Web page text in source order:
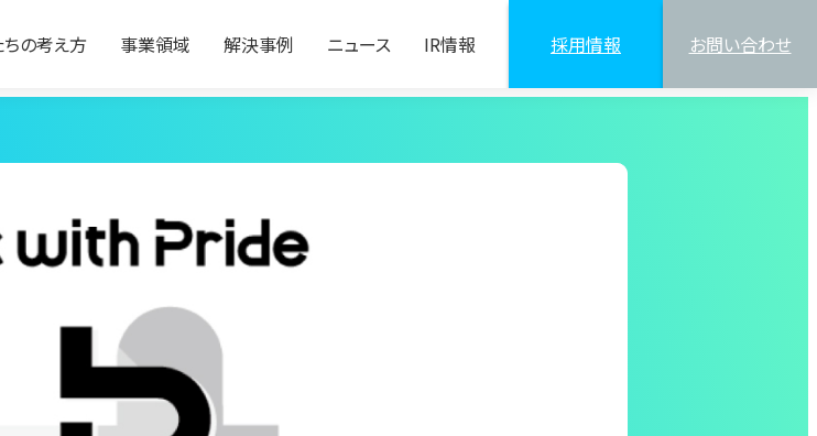
の考え方 事業領域 解決事例 ニュース IR情報 採用情報 お問い合わせ